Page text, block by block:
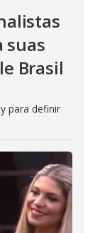
suas
Brasil
para definir